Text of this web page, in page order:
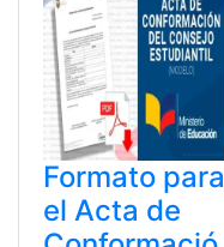
Formato para
el Acta de